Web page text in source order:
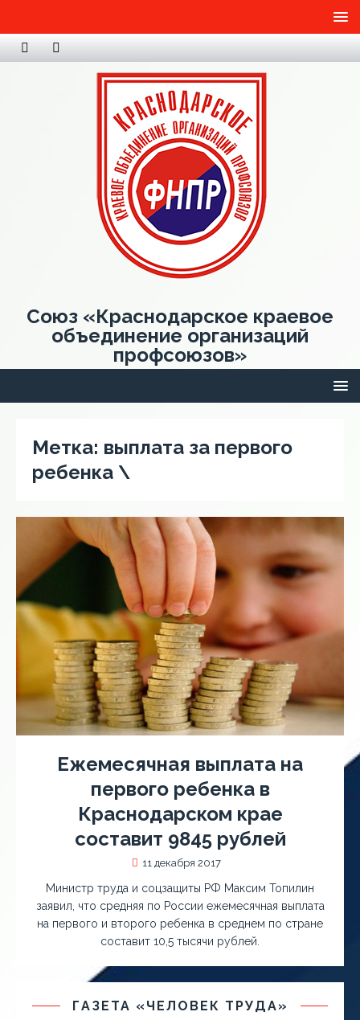
Союз «Краснодарское краевое
объединение организаций
профсоюзов»
Метка: выплата за первого
ребенка \
Ежемесячная выплата на
первого ребенка в
Краснодарском крае
составит 9845 рублей
11 декабря 2017
Министр труда и соцзащиты РФ Максим Топилин
заявил, что средняя по России ежемесячная выплата
на первого и второго ребенка в среднем по стране
составит 10,5 тысячи рублей.
ГАЗЕТА «ЧЕЛОВЕК ТРУДА»